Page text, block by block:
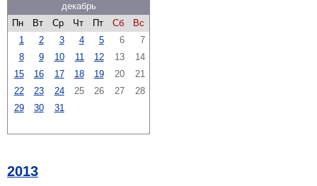
декабрь
Пн
Вт Ср Чт Пт Сб
Вс
1
2 3 4 5 6
7
8
9 10 11 12 13
14
15
16 17 18 19 20
21
22
23 24 25 26 27
28
29
30 31
2013